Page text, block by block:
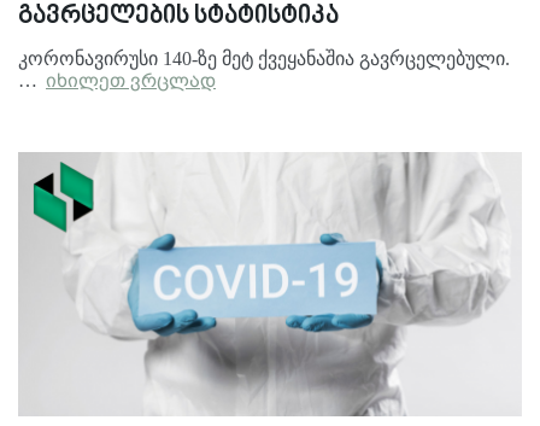
გავრცელების სტატისტიკა
კორონავირუსი 140-ზე მეტ ქვეყანაშია გავრცელებული.
… იხილეთ ვრცლად